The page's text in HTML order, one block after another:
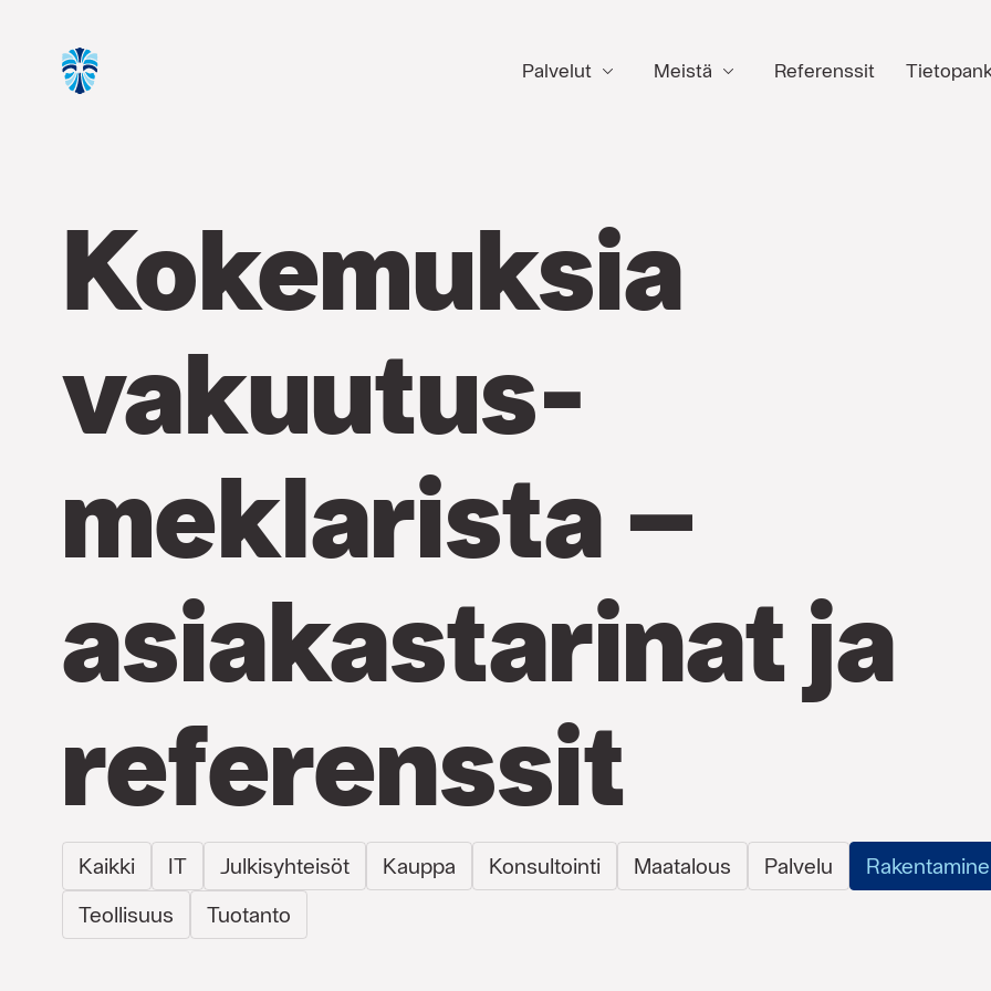
Palvelut Meistä Referenssit
Kokemuksia
vakuutus­
meklarista –
asiakastarinat ja
referenssit
Kaikki IT Julkisyhteisöt Kauppa Konsultointi Maatalous Palvelu
Teollisuus
Tuotanto